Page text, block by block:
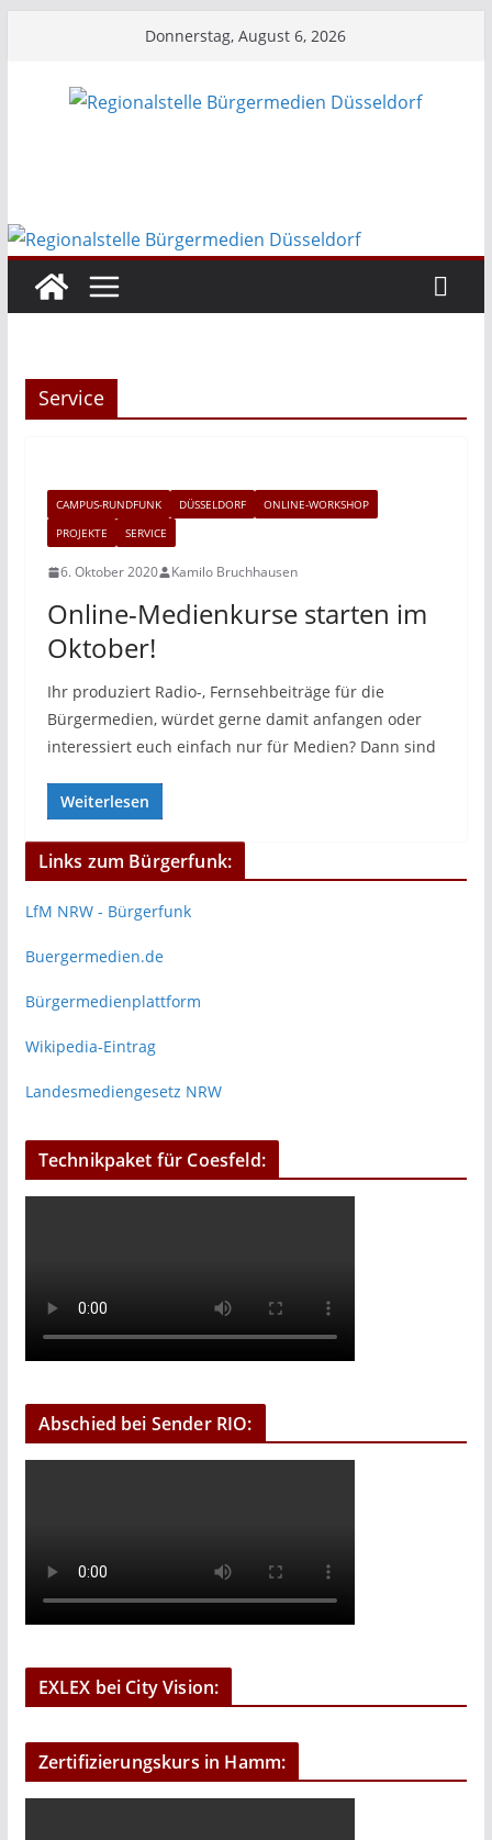
springen
Donnerstag, August 6, 2026
Service
CAMPUS-RUNDFUNK DÜSSELDORF
ONLINE-WORKSHOP
PROJEKTE
SERVICE
6. Oktober 2020 Kamilo Bruchhausen
Online-Medienkurse starten im
Oktober!
Ihr produziert Radio-, Fernsehbeiträge für die
Bürgermedien, würdet gerne damit anfangen oder
interessiert euch einfach nur für Medien? Dann sind
Weiterlesen
Links zum Bürgerfunk:
LfM NRW - Bürgerfunk
Buergermedien.de
Bürgermedienplattform
Wikipedia-Eintrag
Landesmediengesetz NRW
Technikpaket für Coesfeld:
Abschied bei Sender RIO:
EXLEX bei City Vision:
Zertifizierungskurs in Hamm: